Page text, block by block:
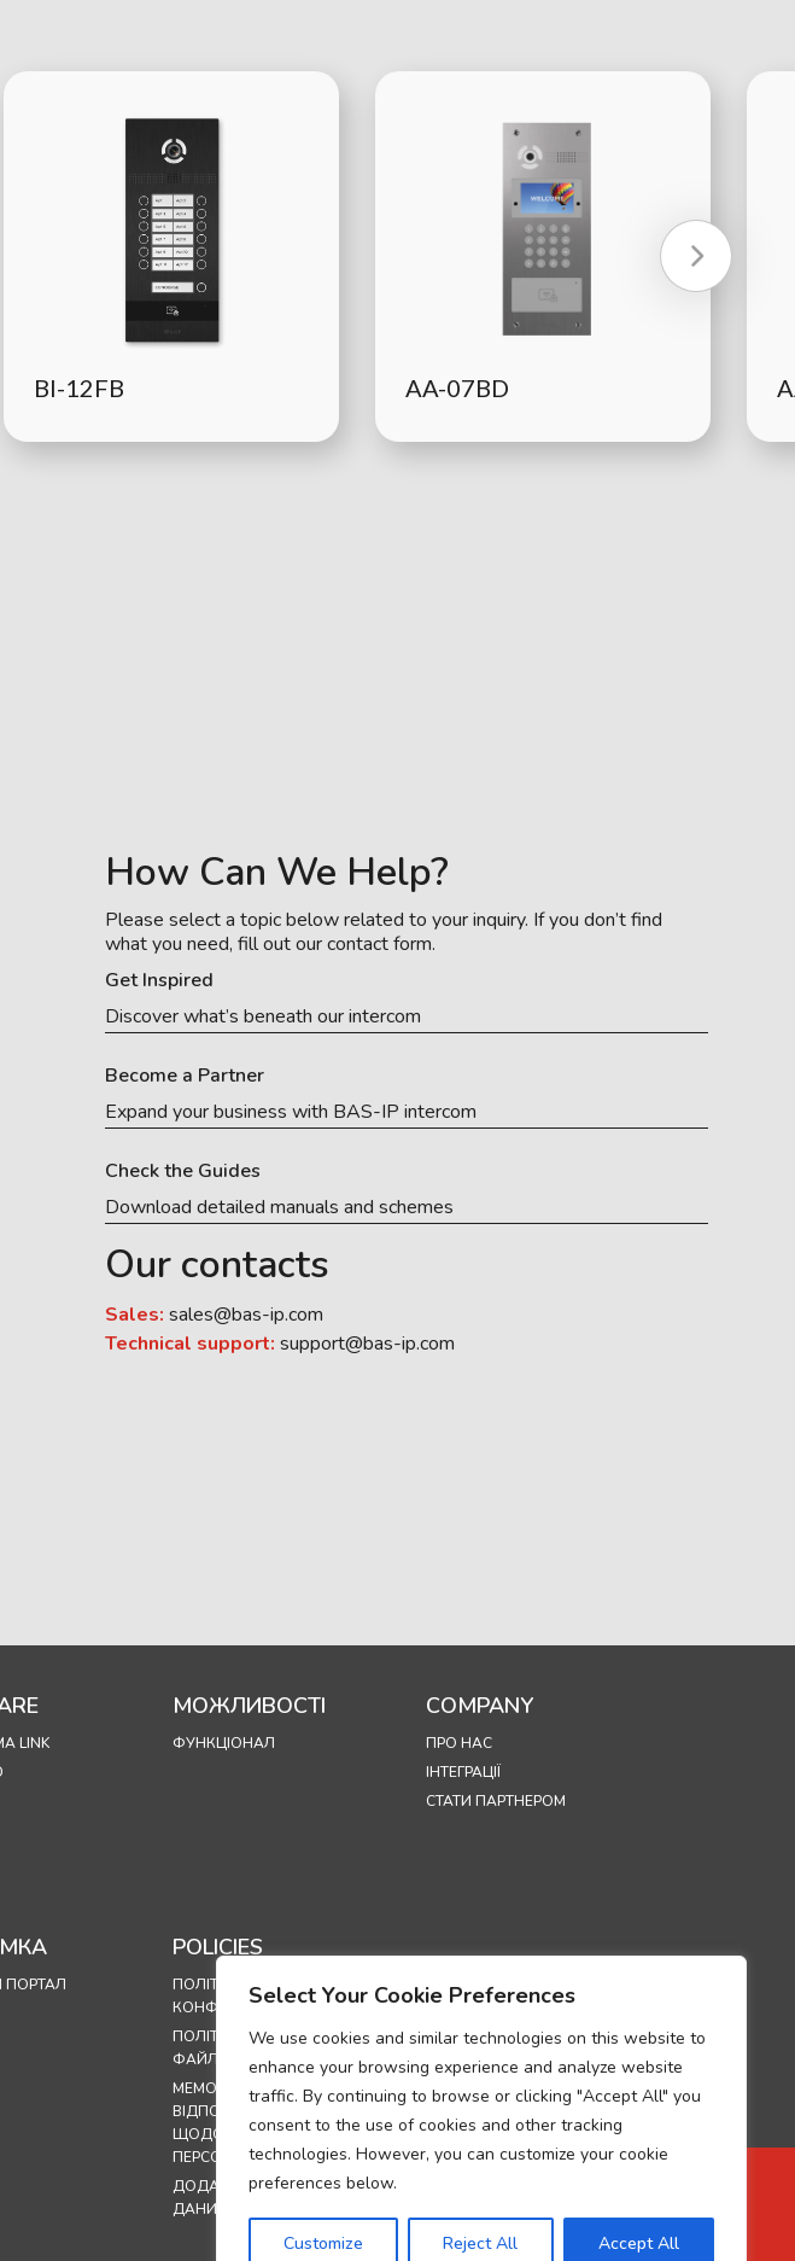
Select Your Cookie Preferences
We use cookies and similar technologies on this website to
enhance your browsing experience and analyze website
traffic. By continuing to browse or clicking "Accept All" you
consent to the use of cookies and other tracking
technologies. However, you can customize your cookie
preferences below.
Customize Reject All Accept All
BI-12FB AA-07BD
How Can We Help?
Please select a topic below related to your inquiry. If you don’t find
what you need, fill out our contact form.
Get Inspired
Discover what’s beneath our intercom
Become a Partner
Expand your business with BAS-IP intercom
Check the Guides
Download detailed manuals and schemes
Our contacts
Sales: sales@bas-ip.com
Technical support: support@bas-ip.com
LINK
МОЖЛИВОСТІ
ФУНКЦІОНАЛ
COMPANY
ПРО НАС
ІНТЕГРАЦІЇ
СТАТИ ПАРТНЕРОМ
ПОРТАЛ
POLICIES
ПОЛІТИКА
КОНФІДЕНЦІЙНОСТІ
ПОЛІТИКА ВИКОРИСТАННЯ
ФАЙЛІВ COOKIE
МЕМОРАНДУМ ПРО
ВІДПОВІДНІСТЬ ВИМОГАМ
ЩОДО ОБРОБКИ
ПЕРСОНАЛЬНИХ ДАНИХ
ДОДАТОК ЩОДО ОБРОБКИ
ДАНИХ